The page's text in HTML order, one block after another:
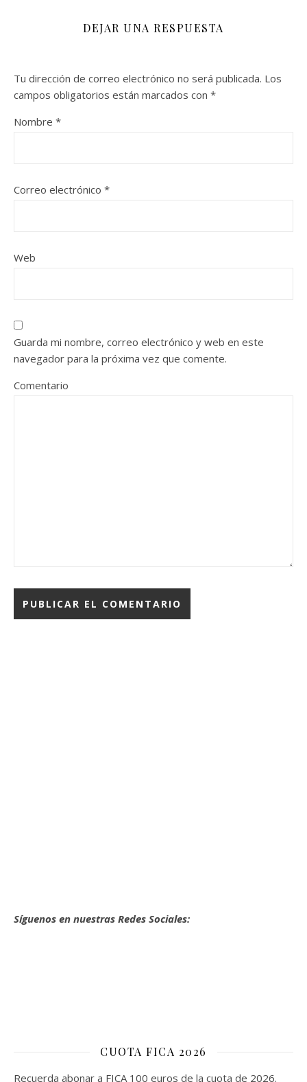
DEJAR UNA RESPUESTA
Tu dirección de correo electrónico no será publicada. Los
campos obligatorios están marcados con *
Nombre *
Correo electrónico *
Web
Guarda mi nombre, correo electrónico y web en este
navegador para la próxima vez que comente.
Comentario
Síguenos en nuestras Redes Sociales:
CUOTA FICA 2026
Recuerda abonar a FICA 100 euros de la cuota de 2026.